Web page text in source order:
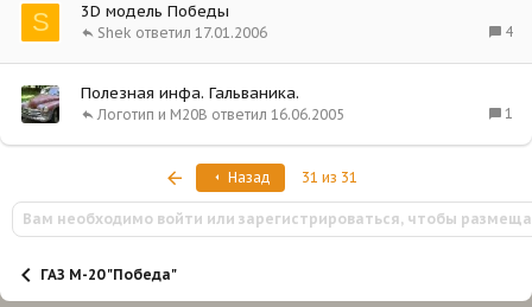
S 3D модель Победы
4
17.01.2006
Shek
Полезная инфа. Гальваника.
1
16.06.2005
Логотип и М20В
ПервыйНазад 31 из 31
Вам необходимо войти или зарегистрироваться, чтобы
ГАЗ М-20 "Победа"